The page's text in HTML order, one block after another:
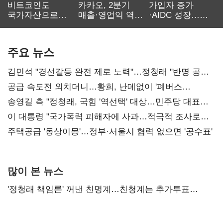
비트코인도
국가자산으로…'
카카오, 2분기
매출·영업익 역대
가입자 증가
·AIDC 성장…
주요 뉴스
김민석 "경선갈등 완전 제로 노력"…정청래 "반명 공세
사과부터"
공급 속도전 외치더니…황희, 난데없이 '폐버스
리모델링' 제안
송영길 측 "정청래, 국힘 '역선택' 대상…민주당 대표로
총선 지휘 못해"
이 대통령 "국가폭력 피해자에 사과…적극적 조사로
진실 밝혀야"
주택공급 '동상이몽'…정부·서울시 협력 없으면 '공수표'
많이 본 뉴스
'정청래 책임론' 꺼낸 친명계…친청계는 추가투표